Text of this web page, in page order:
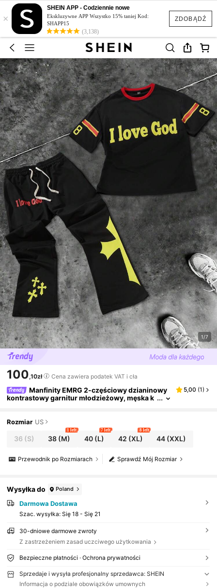
ZDOBĄDŹ
×
SHEIN APP - Codziennie nowe
Ekskluzywne APP Wszystko 15% taniej Kod:
SHAPP15
(3,138)
1/7
100,10zł Cena zawiera podatek VAT i cła
Manfinity EMRG 2-częściowy dzianinowy
kontrastowy garnitur młodzieżowy, męska k
5,00 (1)
Rozmiar US
36 (S) 38 (M)
1 left
40(L)
7 left
42 (XL)
8 left
44 (XXL)
Sprawdź Mój Rozmiar
Przewodnik po Rozmiarach
Wysyłka do Poland
Darmowa Dostawa
Szac. wysyłka: Się 18 - Się 21
30-dniowe darmowe zwroty
Z zastrzeżeniem zasad uczciwego użytkowania
Bezpieczne płatności · Ochrona prywatności
Sprzedaje i wysyła profesjonalny sprzedawca: SHEIN
Informacja o podziale obowiązków umownych